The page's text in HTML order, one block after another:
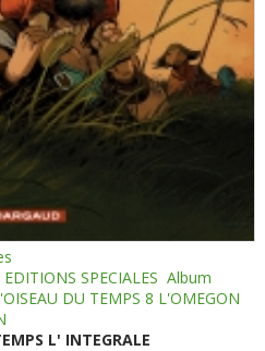
SPECIALES Album
DU TEMPS 8 L'OMEGON
L' INTEGRALE